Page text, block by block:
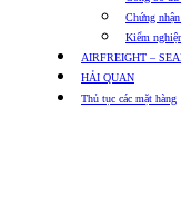
Chứng
Kiểm
AIRFREIGHT –
HẢI QUAN
Thủ tục các mặt hàng